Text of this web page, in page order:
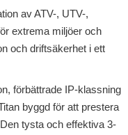
av ATV-, UTV-,
extrema miljöer och
och driftsäkerhet i ett
förbättrade IP-klassning
byggd för att prestera
tysta och effektiva 3-